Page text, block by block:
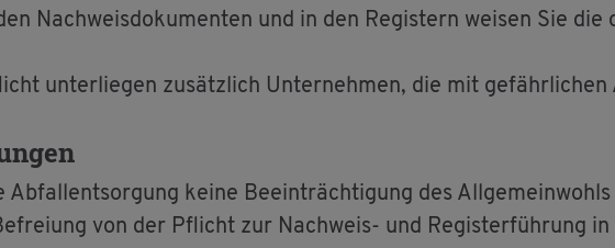
Nach­weis­do­ku­men­ten und in den Re­gis­tern wei­sen Sie die
un­ter­lie­gen zu­sätz­lich Un­ter­neh­men, die mit
Ab­fall­ent­sor­gung keine Be­ein­träch­ti­gung des
von der Pflicht zur Nach­weis- und Re­gis­ter­füh­rung